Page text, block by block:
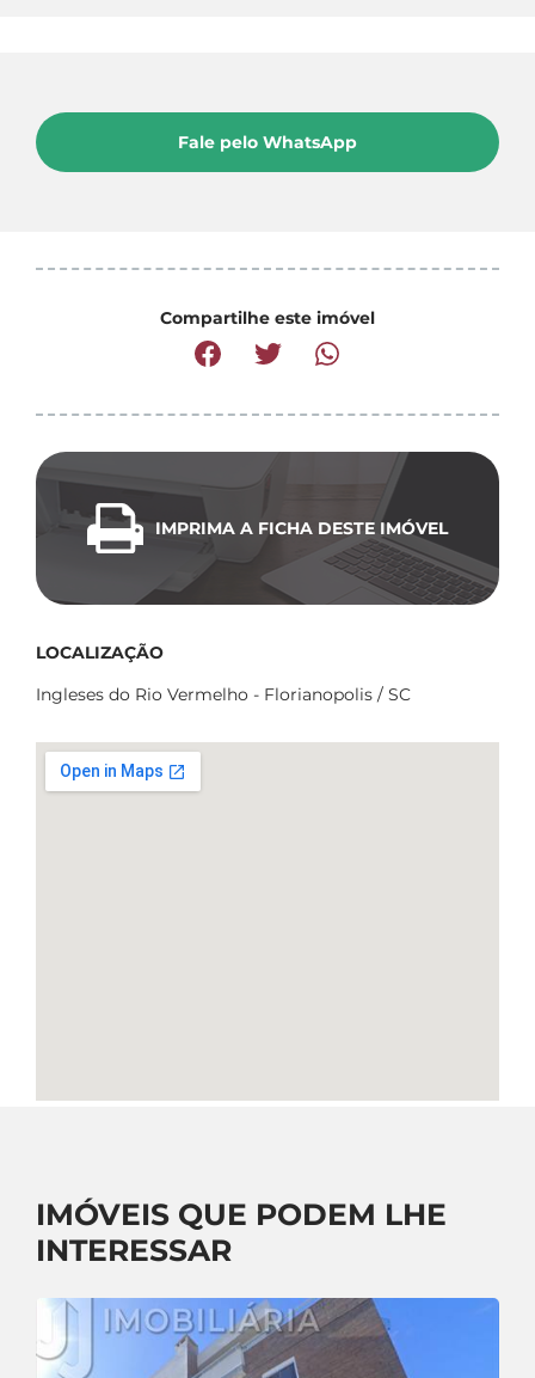
Fale pelo WhatsApp
Compartilhe este imóvel
IMPRIMA A FICHA DESTE IMÓVEL
LOCALIZAÇÃO
Ingleses do Rio Vermelho - Florianopolis / SC
IMÓVEIS QUE PODEM LHE
INTERESSAR